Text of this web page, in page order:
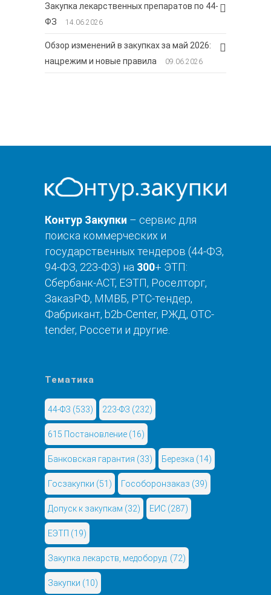
Закупка лекарственных препаратов по 44-
ФЗ
14.06.2026
Обзор изменений в закупках за май 2026:
нацрежим и новые правила
09.06.2026
Контур Закупки – сервис для
поиска коммерческих и
государственных тендеров (44-ФЗ,
94-ФЗ, 223-ФЗ) на 300+ ЭТП:
Сбербанк-АСТ, ЕЭТП, Роселторг,
ЗаказРФ, ММВБ, РТС-тендер,
Фабрикант, b2b-Center, РЖД, OTC-
tender, Россети и другие.
Тематика
44-ФЗ (533) 223-ФЗ (232)
615 Постановление (16)
Банковская гарантия (33) Березка (14)
Госзакупки (51) Гособоронзаказ (39)
Допуск к закупкам (32) ЕИС (287)
ЕЭТП (19)
Закупка лекарств, медоборуд. (72)
Закупки (10)